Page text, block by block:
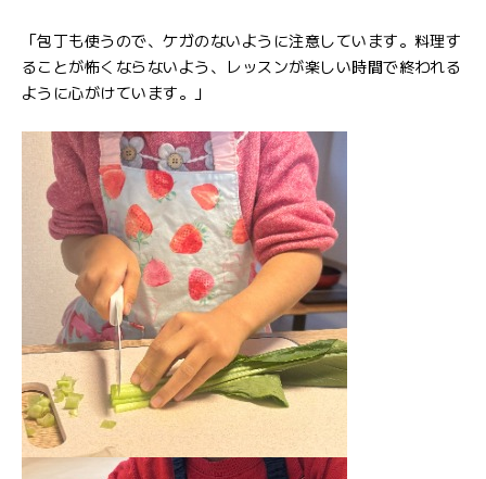
「包丁も使うので、ケガのないように注意しています。料理す
ることが怖くならないよう、レッスンが楽しい時間で終われる
ように心がけています。」